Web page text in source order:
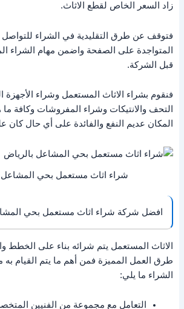
زاد السعر الخاص لقطع الاثاث.
فتوقف عن طرق التقليدية في الشراء للتواصل
المتواجدة على الصفحة واضمن مهام الشراء
قبل الشركة.
فنقوم بشراء الاثاث المستعمل وشراء الأجهزة
التحف والانتيكات وشراء المفروشات وكافة
المكان عديم النفع والفائدة على أي حال كان
شراء اثاث مستعمل بحي المشاعل
افضل شركة شراء اثاث مستعمل بحي
الاثاث المستعمل يتم شرائه بناء على الخطط
طرق العمل المميزة فمن أهم ما يتم القيام
الشراء ما يلي:
التعامل مع مجموعة من الفنيين